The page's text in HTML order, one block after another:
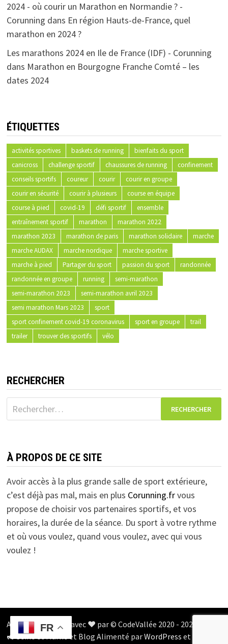
2024 - où courir un Marathon en Normandie ? -
Corunning dans En région Hauts-de-France, quel
marathon en 2024 ?
Les marathons 2024 en Ile de France (IDF) - Corunning
dans Marathon en Bourgogne Franche Comté – les
dates 2024
ÉTIQUETTES
activités sportives baskets de running
bienfaits du sport
canicross
challenge sportif chaussures de running
confinement
conseils sportifs
coureur courir
courir en groupe
courir en sécurité
courir à plusieurs
course en équipe
course à pied
covid-19 défi sportif
ensemble
entraînement sportif
marathon
marathon 2022
marathon 2023
marathon de paris marathon solidaire
marche
marche AUDAX
marche nordique
marche sportive
marche à pied
Partager du sport passion du sport
randonnée
randonnée en groupe
running
semi-marathon
semi-marathon 2023
semi-marathon avril 2023
semi marathon Mars 2023
sport
sport confinement covid-19 coronavirus
sport en groupe
trail
trailer
trouver des sportifs vélo
RECHERCHER
Rechercher :
À PROPOS DE CE SITE
Avoir accès à la plus grande salle de sport extérieure,
c’est déjà pas mal, mais en plus Corunning.frvous
propose de choisir vos partenaires sportifs, et vos
horaires, la durée de la séance. Du sport à votre rythme
et où vous voulez, quand vous voulez, avec qui vous
voulez !
Apps développées avec ❤️ par © CodeVallée 2020 - 2025 en 🌳
🚜 Seine et Marne et Blog Alimenté parWordPress et
FR